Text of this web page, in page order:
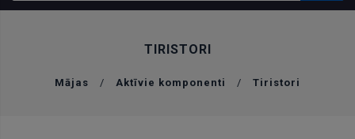
Izveidot kontu
TIRISTORI
Mājas / Aktīvie komponenti / Tiristori